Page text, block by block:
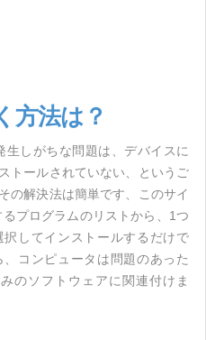
方法は？
生しがちな問題は、デバイスに
トールされていない、というご
の解決法は簡単です、このサイ
プログラムのリストから、1つ
択してインストールするだけで
コンピュータは問題のあった
のソフトウェアに関連付けま